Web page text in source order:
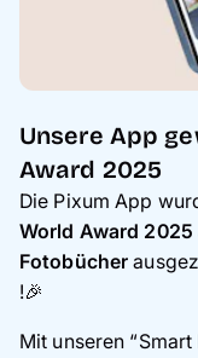
Unsere App
Award 2025
Die Pixum App
World Award
Fotobücher
!🎉
Mit unseren